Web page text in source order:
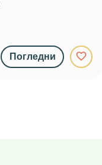
Погледни favorite_border